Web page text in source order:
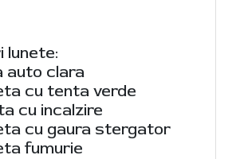
lunete:
auto clara
cu tenta verde
cu incalzire
cu gaura stergator
fumurie